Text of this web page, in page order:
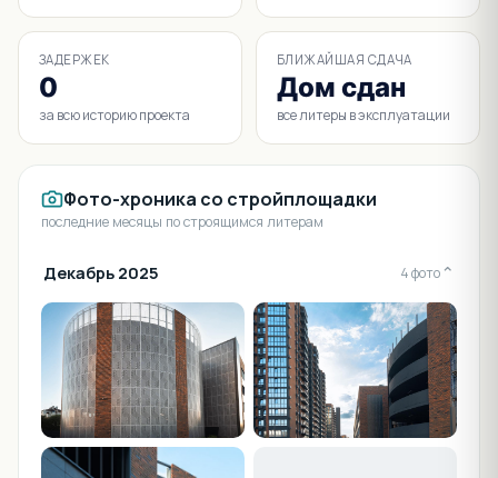
ЗАДЕРЖЕК
0
за всю историю проекта
БЛИЖАЙШАЯ СДАЧА
Дом сдан
все литеры в эксплуатации
Фото-хроника со стройплощадки
последние месяцы по строящимся литерам
Декабрь 2025 4 фото ⌄